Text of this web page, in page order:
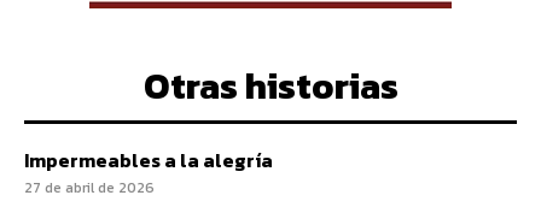
Otras historias
Impermeables a la alegría
27 de abril de 2026